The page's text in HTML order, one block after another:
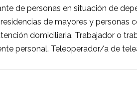
de personas en situación de
de mayores y personas
domiciliaria. Trabajador o
personal. Teleoperador/a de